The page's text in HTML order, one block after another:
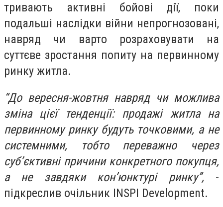
тривають активні бойові дії, поки
подальші наслідки війни непрогнозовані,
навряд чи варто розраховувати на
суттєве зростання попиту на первинному
ринку житла.
“До вересня-жовтня навряд чи можлива
зміна цієї тенденції: продажі житла на
первинному ринку будуть точковими, а не
системними, тобто переважно через
суб’єктивні причини конкретного покупця,
а не завдяки кон’юнктурі ринку”, -
підкреслив очільник INSPI Development.